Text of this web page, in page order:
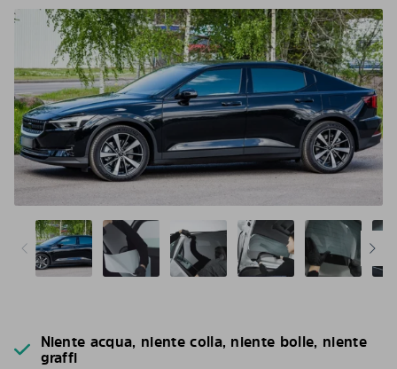
Niente acqua, niente colla, niente bolle, niente
graffi